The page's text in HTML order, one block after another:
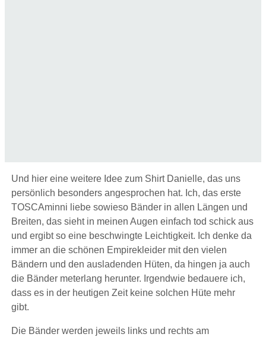
Und hier eine weitere Idee zum Shirt Danielle, das uns
persönlich besonders angesprochen hat. Ich, das erste
TOSCAminni liebe sowieso Bänder in allen Längen und
Breiten, das sieht in meinen Augen einfach tod schick aus
und ergibt so eine beschwingte Leichtigkeit. Ich denke da
immer an die schönen Empirekleider mit den vielen
Bändern und den ausladenden Hüten, da hingen ja auch
die Bänder meterlang herunter. Irgendwie bedauere ich,
dass es in der heutigen Zeit keine solchen Hüte mehr
gibt.
Die Bänder werden jeweils links und rechts am